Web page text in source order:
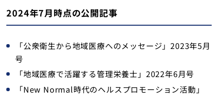
2024年7月時点の公開記事
「公衆衛生から地域医療へのメッセージ」2023年5月
号
「地域医療で活躍する管理栄養士」2022年6月号
「New Normal時代のヘルスプロモーション活動」